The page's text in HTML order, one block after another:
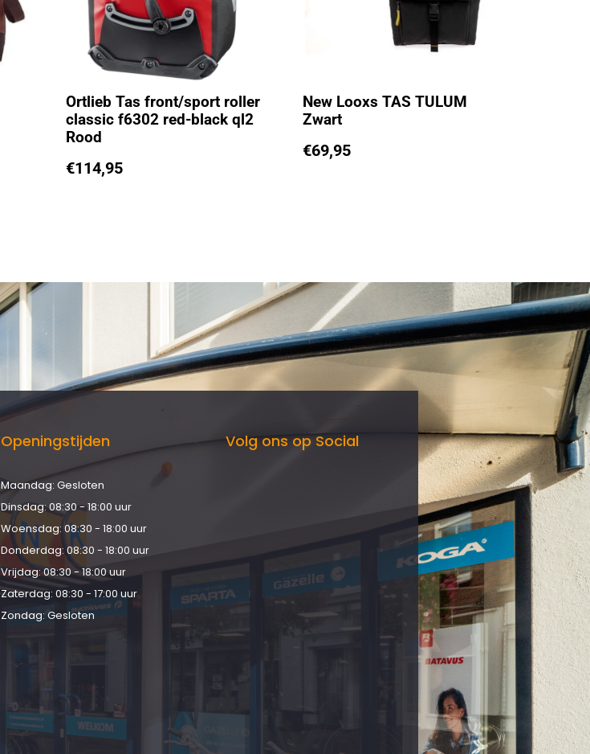
Ortlieb Tas front/sport roller
classic f6302 red-black ql2
Rood
€114,95
New Looxs TAS TULUM
Zwart
€69,95
Openingstijden
Maandag: Gesloten
Dinsdag: 08:30 - 18:00 uur
Woensdag: 08:30 - 18:00 uur
Donderdag: 08:30 - 18:00 uur
Vrijdag: 08:30 - 18:00 uur
Zaterdag: 08:30 - 17:00 uur
Zondag: Gesloten
Volg ons op Social